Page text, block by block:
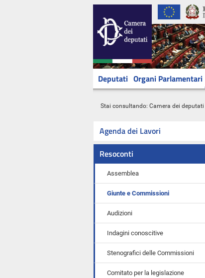
Deputati Organi Parlamentari
Stai consultando: Camera dei deputati
Agenda dei Lavori
Resoconti
Assemblea
Giunte e Commissioni
Audizioni
Indagini conoscitive
Stenografici delle Commissioni
Comitato per la legislazione